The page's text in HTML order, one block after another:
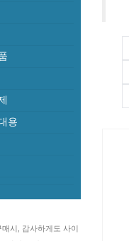
용
시, 감사하게도 사이